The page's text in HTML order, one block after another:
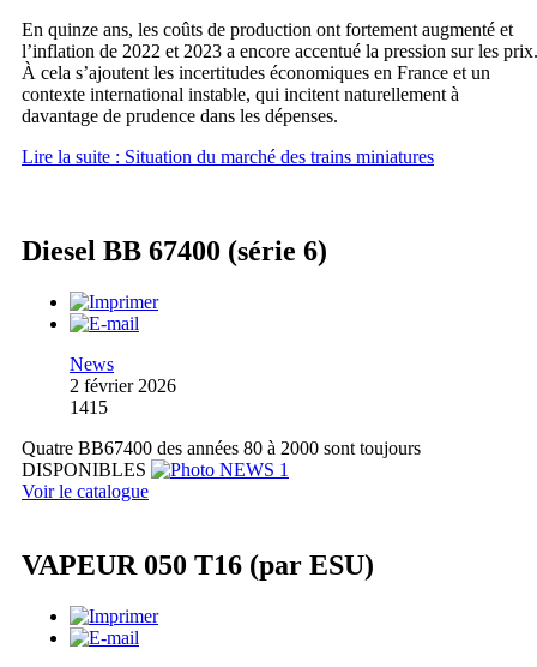
En quinze ans, les coûts de production ont fortement augmenté et
l’inflation de 2022 et 2023 a encore accentué la pression sur les prix.
À cela s’ajoutent les incertitudes économiques en France et un
contexte international instable, qui incitent naturellement à
davantage de prudence dans les dépenses.
Lire la suite : Situation du marché des trains miniatures
Diesel BB 67400 (série 6)
News
2 février 2026
1415
Quatre BB67400 des années 80 à 2000 sont toujours
DISPONIBLES
Voir le catalogue
VAPEUR 050 T16 (par ESU)